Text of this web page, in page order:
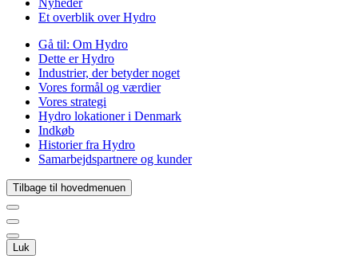
Nyheder
Et overblik over Hydro
Gå til: Om Hydro
Dette er Hydro
Industrier, der betyder noget
Vores formål og værdier
Vores strategi
Hydro lokationer i Denmark
Indkøb
Historier fra Hydro
Samarbejdspartnere og kunder
Tilbage til hovedmenuen
Luk